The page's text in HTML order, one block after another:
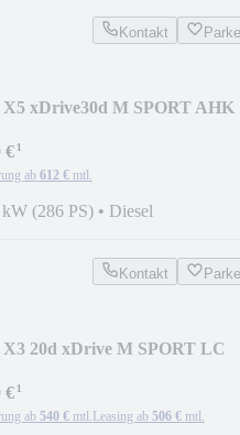
Kontakt
xDrive30d M SPORT AHK
€¹
ab 612 € mtl.
kW (286 PS) • Diesel
Kontakt
20d xDrive M SPORT LC
€¹
ab 540 € mtl. Leasing ab 506 € mtl.